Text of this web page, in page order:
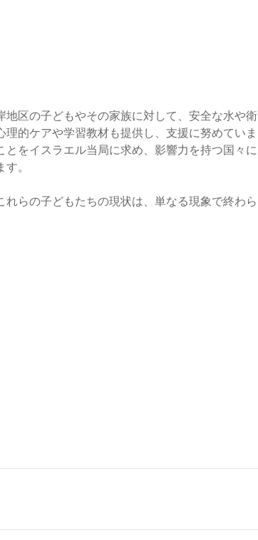
区の子どもやその家族に対して、安全な水や衛
的ケアや学習教材も提供し、支援に努めていま
をイスラエル当局に求め、影響力を持つ国々に
。
らの子どもたちの現状は、単なる現象で終わら